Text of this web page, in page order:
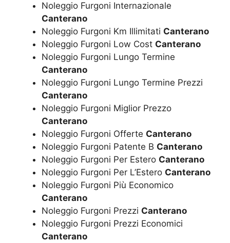
Noleggio Furgoni Internazionale
Canterano
Noleggio Furgoni Km Illimitati Canterano
Noleggio Furgoni Low Cost Canterano
Noleggio Furgoni Lungo Termine
Canterano
Noleggio Furgoni Lungo Termine Prezzi
Canterano
Noleggio Furgoni Miglior Prezzo
Canterano
Noleggio Furgoni Offerte Canterano
Noleggio Furgoni Patente B Canterano
Noleggio Furgoni Per Estero Canterano
Noleggio Furgoni Per L’Estero Canterano
Noleggio Furgoni Più Economico
Canterano
Noleggio Furgoni Prezzi Canterano
Noleggio Furgoni Prezzi Economici
Canterano